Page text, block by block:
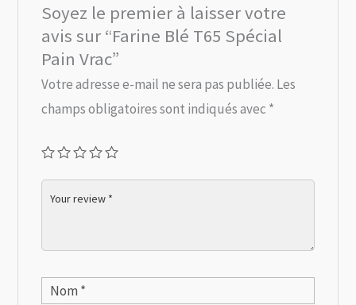
Soyez le premier à laisser votre
avis sur “Farine Blé T65 Spécial
Pain Vrac”
Votre adresse e-mail ne sera pas publiée. Les
champs obligatoires sont indiqués avec *